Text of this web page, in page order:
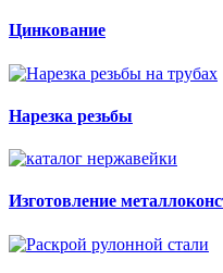
Цинкование
Нарезка резьбы
Изготовление